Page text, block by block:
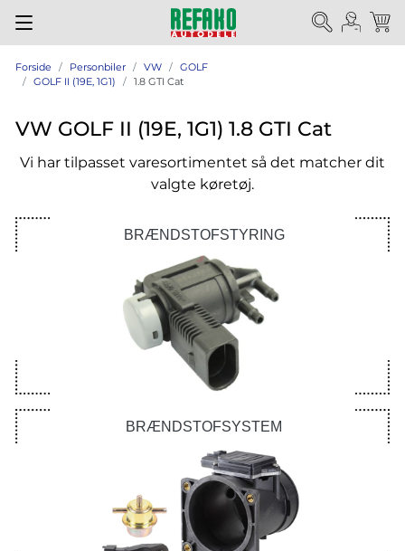
Forside Personbiler VW
GOLF
GOLF II (19E, 1G1)
1.8 GTI Cat
VW GOLF II (19E, 1G1) 1.8 GTI Cat
Vi har tilpasset varesortimentet så det matcher dit
valgte køretøj.
BRÆNDSTOFSTYRING
BRÆNDSTOFSYSTEM